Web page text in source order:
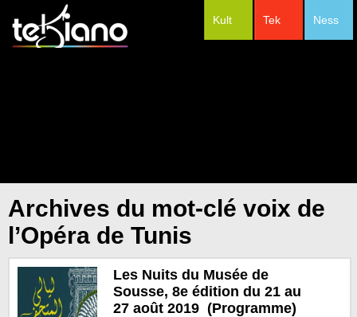
Ness
Tek
Kult
Archives du mot-clé voix de
l’Opéra de Tunis
Les Nuits du Musée de
Sousse, 8e édition du 21 au
27 août 2019 (Programme)